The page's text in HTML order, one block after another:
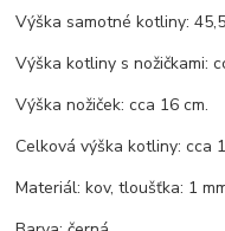
Výška samotné kotliny:
Výška kotliny s nožičkami:
Výška nožiček: cca 16 cm.
Celková výška kotliny: cca
Materiál: kov, tloušťka: 1